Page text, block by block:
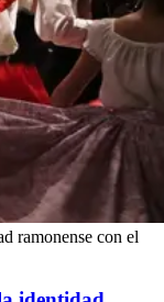
ramonense con el